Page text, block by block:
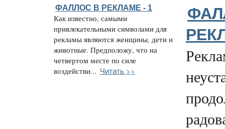
ФАЛЛОС В РЕКЛАМЕ - 1
Как известно, самыми
привлекательными символами для
рекламы являются женщины, дети и
животные. Предположу, что на
четвертом месте по силе
воздействи... Читать >>